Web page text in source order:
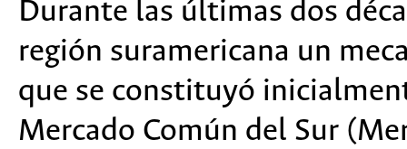
Durante las últimas dos
región suramericana un
que se constituyó
Mercado Común del Sur